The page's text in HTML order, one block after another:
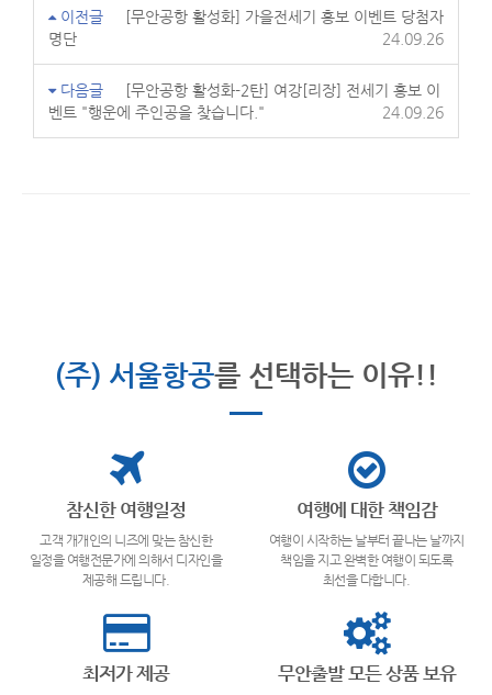
이전글
[무안공항 활성화] 가을전세기 홍보 이벤트 당첨자
명단
24.09.26
다음글
[무안공항 활성화-2탄] 여강[리장] 전세기 홍보 이
벤트 "행운에 주인공을 찾습니다."
24.09.26
(주) 서울항공를 선택하는 이유!!
참신한 여행일정
고객 개개인의 니즈에 맞는 참신한
일정을 여행전문가에 의해서 디자인을
제공해 드립니다.
여행에 대한 책임감
여행이 시작하는 날부터 끝나는 날까지
책임을 지고 완벽한 여행이 되도록
최선을 다합니다.
최저가 제공 무안출발 모든 상품 보유